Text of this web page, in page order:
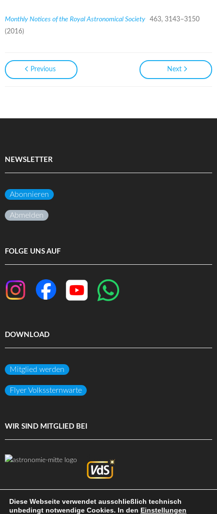
Monthly Notices of the Royal Astronomical Society
463, 3143–3150
(2016)
Previous Next
NEWSLETTER
Abonnieren
Abmelden
FOLGE UNS AUF
DOWNLOAD
Mitglied werden
Flyer Volkssternwarte
WIR SIND MITGLIED BEI
Diese Webseite verwendet ausschließlich technisch
unbedingt notwendige Cookies. In den Einstellungen